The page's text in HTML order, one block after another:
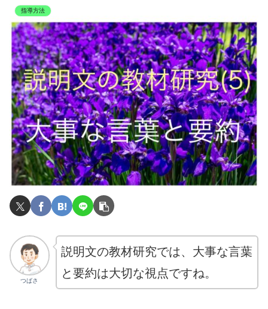
指導方法
つばさ
説明文の教材研究では、大事な言葉
と要約は大切な視点ですね。